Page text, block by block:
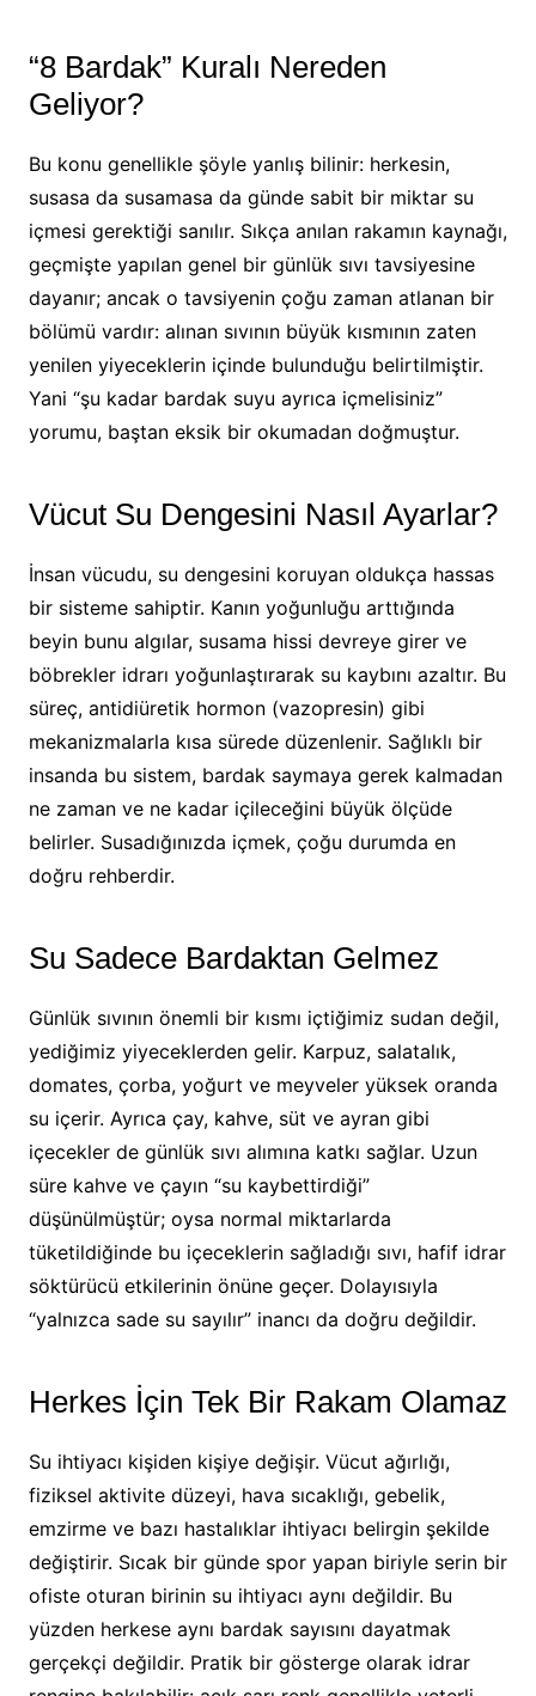
“8 Bardak” Kuralı Nereden
Geliyor?
Bu konu genellikle şöyle yanlış bilinir: herkesin,
susasa da susamasa da günde sabit bir miktar su
içmesi gerektiği sanılır. Sıkça anılan rakamın kaynağı,
geçmişte yapılan genel bir günlük sıvı tavsiyesine
dayanır; ancak o tavsiyenin çoğu zaman atlanan bir
bölümü vardır: alınan sıvının büyük kısmının zaten
yenilen yiyeceklerin içinde bulunduğu belirtilmiştir.
Yani “şu kadar bardak suyu ayrıca içmelisiniz”
yorumu, baştan eksik bir okumadan doğmuştur.
Vücut Su Dengesini Nasıl Ayarlar?
İnsan vücudu, su dengesini koruyan oldukça hassas
bir sisteme sahiptir. Kanın yoğunluğu arttığında
beyin bunu algılar, susama hissi devreye girer ve
böbrekler idrarı yoğunlaştırarak su kaybını azaltır. Bu
süreç, antidiüretik hormon (vazopresin) gibi
mekanizmalarla kısa sürede düzenlenir. Sağlıklı bir
insanda bu sistem, bardak saymaya gerek kalmadan
ne zaman ve ne kadar içileceğini büyük ölçüde
belirler. Susadığınızda içmek, çoğu durumda en
doğru rehberdir.
Su Sadece Bardaktan Gelmez
Günlük sıvının önemli bir kısmı içtiğimiz sudan değil,
yediğimiz yiyeceklerden gelir. Karpuz, salatalık,
domates, çorba, yoğurt ve meyveler yüksek oranda
su içerir. Ayrıca çay, kahve, süt ve ayran gibi
içecekler de günlük sıvı alımına katkı sağlar. Uzun
süre kahve ve çayın “su kaybettirdiği”
düşünülmüştür; oysa normal miktarlarda
tüketildiğinde bu içeceklerin sağladığı sıvı, hafif idrar
söktürücü etkilerinin önüne geçer. Dolayısıyla
“yalnızca sade su sayılır” inancı da doğru değildir.
Herkes İçin Tek Bir Rakam Olamaz
Su ihtiyacı kişiden kişiye değişir. Vücut ağırlığı,
fiziksel aktivite düzeyi, hava sıcaklığı, gebelik,
emzirme ve bazı hastalıklar ihtiyacı belirgin şekilde
değiştirir. Sıcak bir günde spor yapan biriyle serin bir
ofiste oturan birinin su ihtiyacı aynı değildir. Bu
yüzden herkese aynı bardak sayısını dayatmak
gerçekçi değildir. Pratik bir gösterge olarak idrar